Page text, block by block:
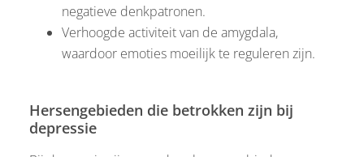
negatieve denkpatronen.
Verhoogde activiteit van de amygdala,
waardoor emoties moeilijk te reguleren zijn.
Hersengebieden die betrokken zijn bij
depressie